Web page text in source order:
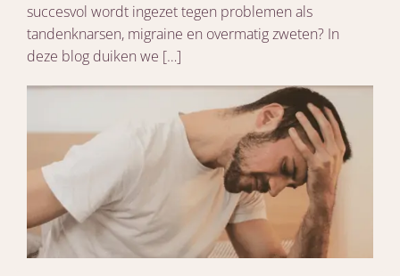
succesvol wordt ingezet tegen problemen als
tandenknarsen, migraine en overmatig zweten? In
deze blog duiken we […]